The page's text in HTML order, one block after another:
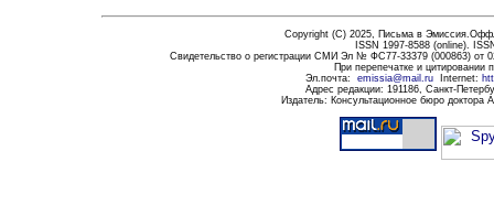
Copyright (C) 2025, Письма в
ISSN 1997-8588 (online).
Свидетельство о регистрации СМИ Эл № ФС77-33379 (000863) от
При перепечатке и
Эл.почта: emissia@mail.ru Internet:
Адрес редакции: 191186, Санкт-
Издатель: Консультационное бюро доктора